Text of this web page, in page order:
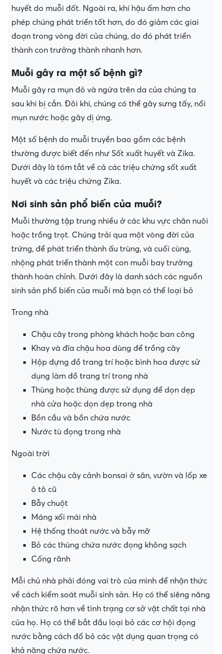
huyết do muỗi đốt. Ngoài ra, khí hậu ấm hơn cho
phép chúng phát triển tốt hơn, do đó giảm các giai
đoạn trong vòng đời của chúng, do đó phát triển
thành con trưởng thành nhanh hơn.
Muỗi gây ra một số bệnh gì?
Muỗi gây ra mụn đỏ và ngứa trên da của chúng ta
sau khi bị cắn. Đôi khi, chúng có thể gây sưng tấy, nổi
mụn nước hoặc gây dị ứng.
Một số bệnh do muỗi truyền bao gồm các bệnh
thường được biết đến như Sốt xuất huyết và Zika.
Dưới đây là tóm tắt về cả các triệu chứng sốt xuất
huyết và các triệu chứng Zika.
Nơi sinh sản phổ biến của muỗi?
Muỗi thường tập trung nhiều ở các khu vực chăn nuôi
hoặc trồng trọt. Chúng trải qua một vòng đời của
trứng, để phát triển thành ấu trùng, và cuối cùng,
nhộng phát triển thành một con muỗi bay trưởng
thành hoàn chỉnh. Dưới đây là danh sách các nguồn
sinh sản phổ biến của muỗi mà bạn có thể loại bỏ
Trong nhà
Chậu cây trong phòng khách hoặc ban công
Khay và đĩa chậu hoa dùng để trồng cây
Hộp đựng đồ trang trí hoặc bình hoa được sử
dụng làm đồ trang trí trong nhà
Thùng hoặc thùng được sử dụng để dọn dẹp
nhà cửa hoặc dọn dẹp trong nhà
Bồn cầu và bồn chứa nước
Nước tù đọng trong nhà
Ngoài trời
Các chậu cây cảnh bonsai ở sân, vườn và lốp xe
ô tô cũ
Bẫy chuột
Máng xối mái nhà
Hệ thống thoát nước và bẫy mỡ
Bỏ các thùng chứa nước đọng không sạch
Cống rãnh
Mỗi chủ nhà phải đóng vai trò của mình để nhận thức
về cách kiểm soát muỗi sinh sản. Họ có thể siêng năng
nhận thức rõ hơn về tình trạng cơ sở vật chất tại nhà
của họ. Họ có thể bắt đầu loại bỏ các cơ hội đọng
nước bằng cách đổ bỏ các vật dụng quan trọng có
khả năng chứa nước.